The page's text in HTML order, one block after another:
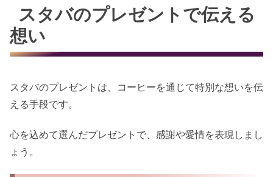
スタバのプレゼントで伝える
想い
スタバのプレゼントは、コーヒーを通じて特別な想いを伝
える手段です。
心を込めて選んだプレゼントで、感謝や愛情を表現しまし
ょう。